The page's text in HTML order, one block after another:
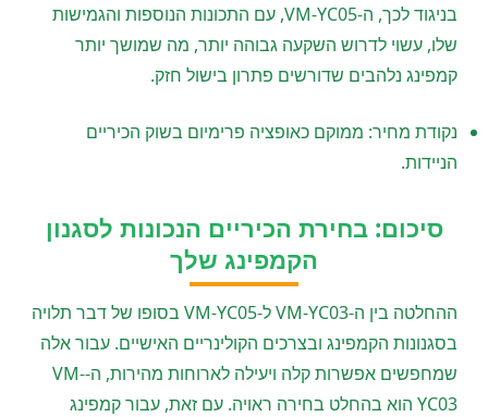
בניגוד לכך, ה-VM-YC05, עם התכונות הנוספות והגמישות
שלו, עשוי לדרוש השקעה גבוהה יותר, מה שמושך יותר
קמפינג נלהבים שדורשים פתרון בישול חזק.
נקודת מחיר: ממוקם כאופציה פרימיום בשוק הכיריים
הניידות.
סיכום: בחירת הכיריים הנכונות לסגנון
הקמפינג שלך
ההחלטה בין ה-VM-YC03 ל-VM-YC05 בסופו של דבר תלויה
בסגנונות הקמפינג ובצרכים הקולינריים האישיים. עבור אלה
שמחפשים אפשרות קלה ויעילה לארוחות מהירות, ה-VM-
YC03 הוא בהחלט בחירה ראויה. עם זאת, עבור קמפינג